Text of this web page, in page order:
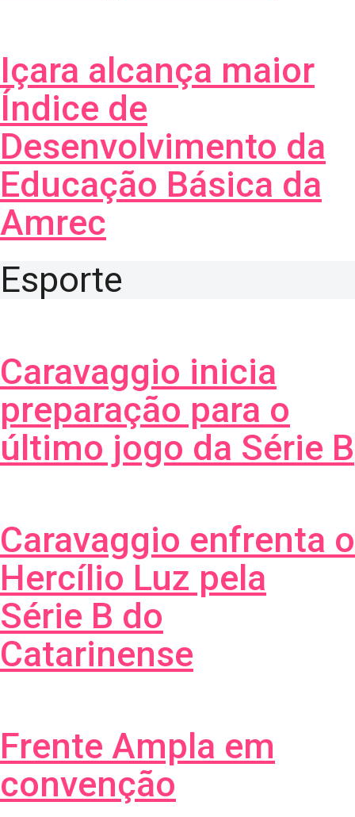
Içara alcança maior
Índice de
Desenvolvimento da
Educação Básica da
Amrec
Esporte
Caravaggio inicia
preparação para o
último jogo da Série B
Caravaggio enfrenta o
Hercílio Luz pela
Série B do
Catarinense
Frente Ampla em
convenção